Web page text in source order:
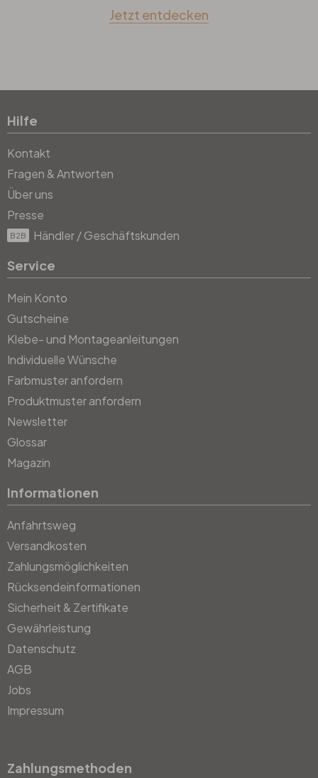
Jetzt entdecken
Hilfe
Kontakt
Fragen & Antworten
Über uns
Presse
B2B Händler / Geschäftskunden
Service
Mein Konto
Gutscheine
Klebe- und Montageanleitungen
Individuelle Wünsche
Farbmuster anfordern
Produktmuster anfordern
Newsletter
Glossar
Magazin
Informationen
Anfahrtsweg
Versandkosten
Zahlungsmöglichkeiten
Rücksendeinformationen
Sicherheit & Zertifikate
Gewährleistung
Datenschutz
AGB
Jobs
Impressum
Zahlungsmethoden